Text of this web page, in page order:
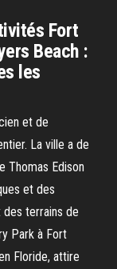
Fort
Beach :
les
et de
La ville a de
Thomas Edison
et des
des terrains de
Park à Fort
Floride, attire